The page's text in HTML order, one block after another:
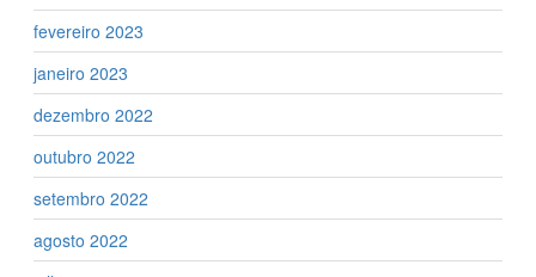
fevereiro 2023
janeiro 2023
dezembro 2022
outubro 2022
setembro 2022
agosto 2022